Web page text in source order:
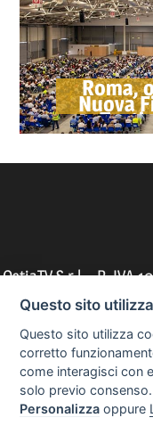
Roma,
Nuova
OstiaTV S.r.l. - P. IVA
di Roma n° 197/
Informazioni
Questo sito
Questo sito utilizza
corretto
come interagisci con
solo previo
Personalizza oppure